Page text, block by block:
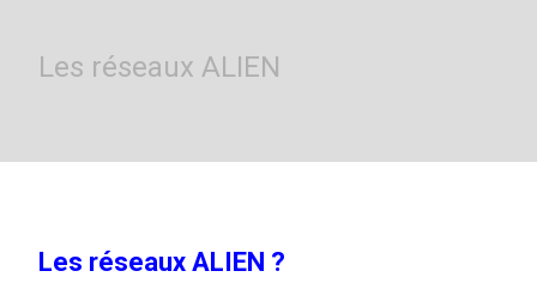
Les réseaux ALIEN
Les réseaux ALIEN ?